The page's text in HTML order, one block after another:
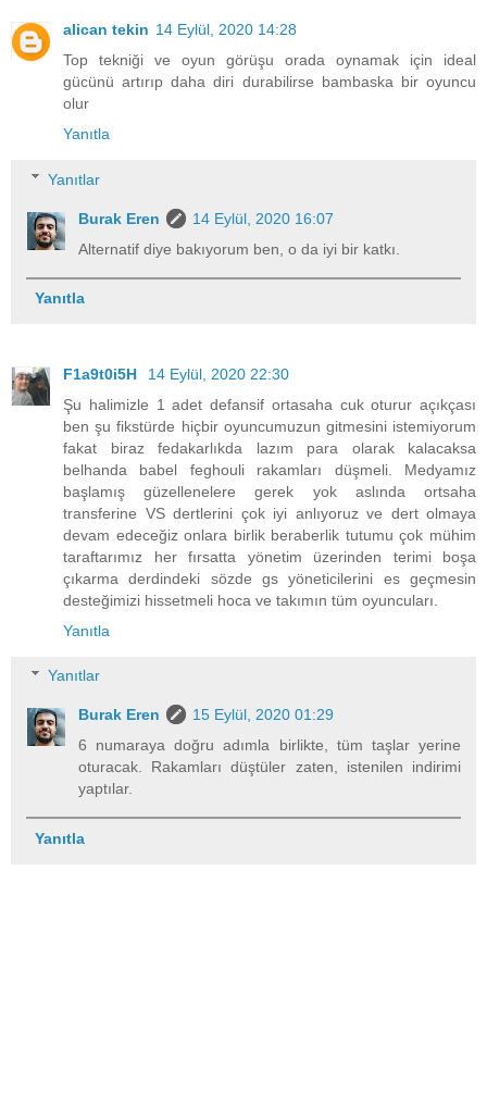
alican tekin 14 Eylül, 2020 14:28
Top tekniği ve oyun görüşu orada oynamak için ideal
gücünü artırıp daha diri durabilirse bambaska bir oyuncu
olur
Yanıtla
Yanıtlar
Burak Eren
14 Eylül, 2020 16:07
Alternatif diye bakıyorum ben, o da iyi bir katkı.
Yanıtla
F1a9t0i5H
14 Eylül, 2020 22:30
Şu halimizle 1 adet defansif ortasaha cuk oturur açıkçası
ben şu fikstürde hiçbir oyuncumuzun gitmesini istemiyorum
fakat biraz fedakarlıkda lazım para olarak kalacaksa
belhanda babel feghouli rakamları düşmeli. Medyamız
başlamış güzellenelere gerek yok aslında ortsaha
transferine VS dertlerini çok iyi anlıyoruz ve dert olmaya
devam edeceğiz onlara birlik beraberlik tutumu çok mühim
taraftarımız her fırsatta yönetim üzerinden terimi boşa
çıkarma derdindeki sözde gs yöneticilerini es geçmesin
desteğimizi hissetmeli hoca ve takımın tüm oyuncuları.
Yanıtla
Yanıtlar
Burak Eren
15 Eylül, 2020 01:29
6 numaraya doğru adımla birlikte, tüm taşlar yerine
oturacak. Rakamları düştüler zaten, istenilen indirimi
yaptılar.
Yanıtla